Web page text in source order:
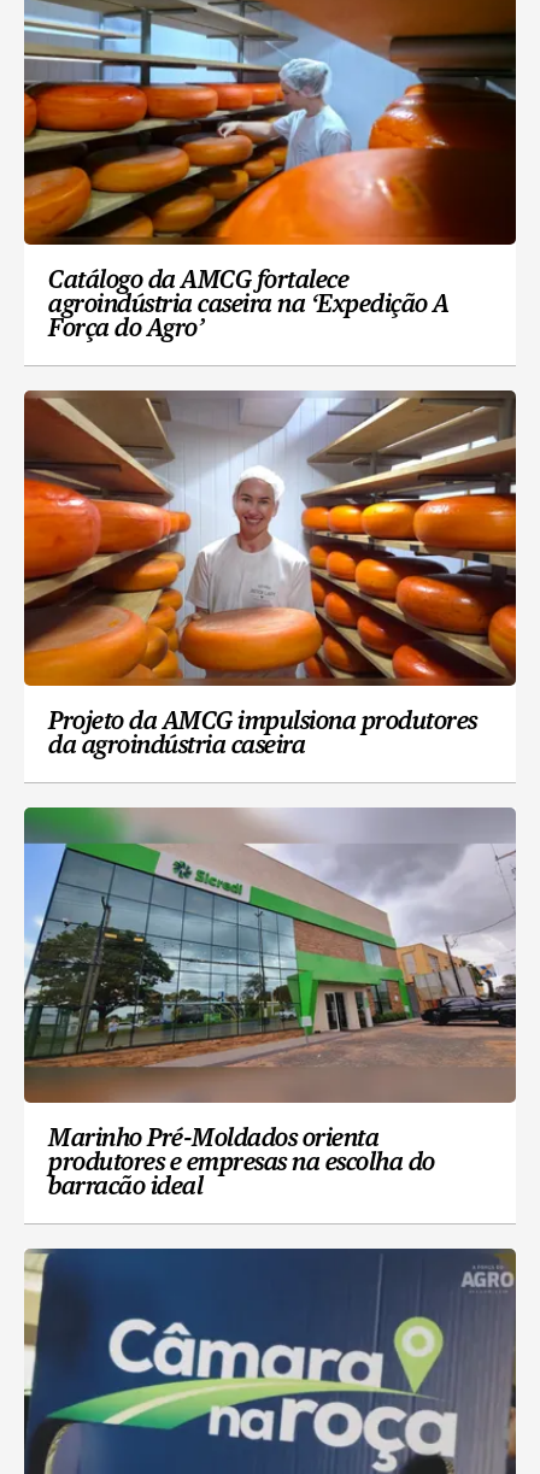
Catálogo da AMCG fortalece
agroindústria caseira na ‘Expedição A
Força do Agro’
Projeto da AMCG impulsiona produtores
da agroindústria caseira
Marinho Pré-Moldados orienta
produtores e empresas na escolha do
barracão ideal